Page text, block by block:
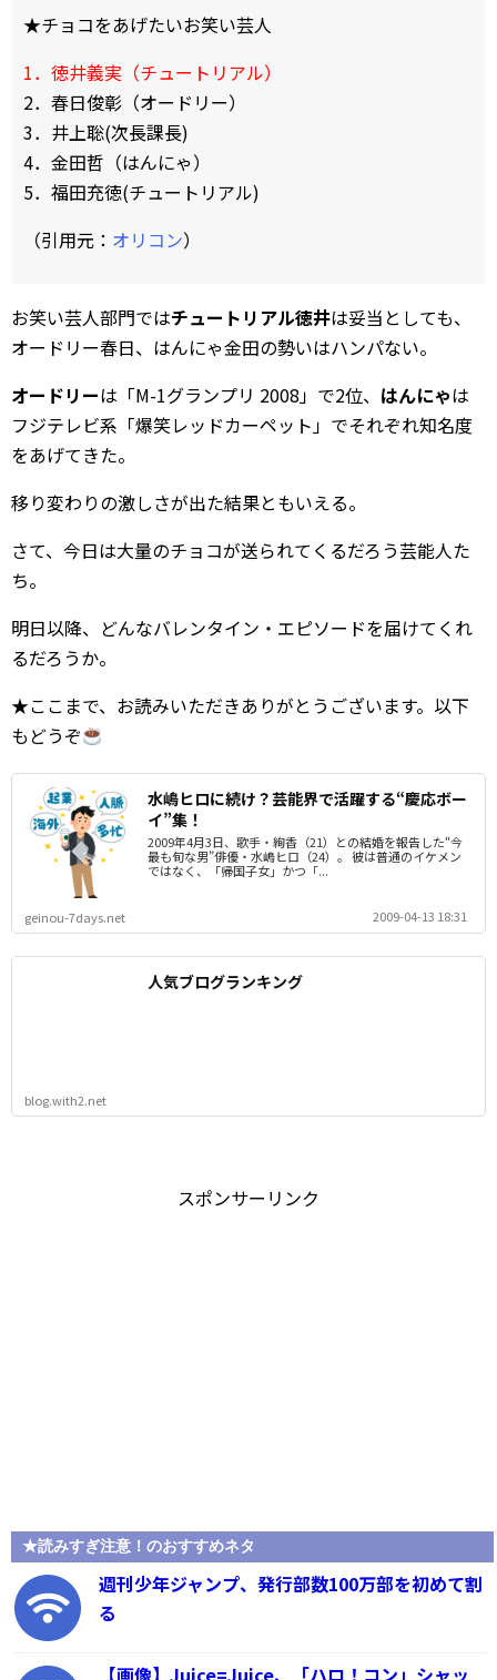
★チョコをあげたいお笑い芸人
1．徳井義実（チュートリアル）
2．春日俊彰（オードリー）
3．井上聡(次長課長)
4．金田哲（はんにゃ）
5．福田充徳(チュートリアル)
（引用元： オリコン）
お笑い芸人部門ではチュートリアル徳井は妥当としても、
オードリー春日、はんにゃ金田の勢いはハンパない。
オードリーは「M-1グランプリ 2008」で2位、 はんにゃは
フジテレビ系「爆笑レッドカーペット」でそれぞれ知名度
をあげてきた。
移り変わりの激しさが出た結果ともいえる。
さて、今日は大量のチョコが送られてくるだろう芸能人た
ち。
明日以降、どんなバレンタイン・エピソードを届けてくれ
るだろうか。
★ここまで、お読みいただきありがとうございます。以下
もどうぞ
水嶋ヒロに続け？芸能界で活躍する“慶応ボー
イ”集！
2009年4月3日、歌手・絢香（21）との結婚を報告した“今
最も旬な男”俳優・水嶋ヒロ（24）。 彼は普通のイケメン
ではなく、「帰国子女」かつ「...
geinou-7days.net 2009-04-13 18:31
人気ブログランキング
blog.with2.net
スポンサーリンク
★読みすぎ注意！のおすすめネタ
週刊少年ジャンプ、発行部数100万部を初めて割
る
【画像】Juice=Juice、「ハロ！コン」シャッ